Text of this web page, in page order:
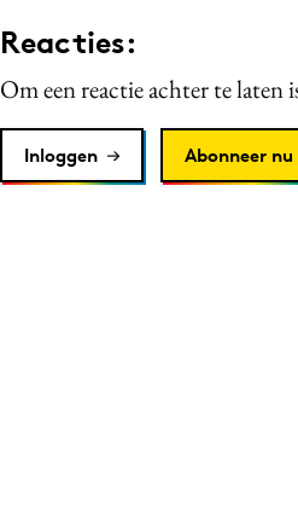
Reacties:
Om een reactie achter te laten
Inloggen Abonneer nu